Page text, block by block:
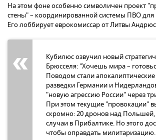
На этом фоне особенно символичен проект
стены" – координированной системы ПВО
Его лоббирует еврокомиссар от Литвы
Кубилюс озвучил новый
Брюсселя: "Хочешь мира –
Поводом стали
разведки Германии и
"новую агрессию России" через
При этом текущие "провокации"
скромно: 20 дронов над
случаи в Прибалтике. Но этого
чтобы оправдать милитаризацию.